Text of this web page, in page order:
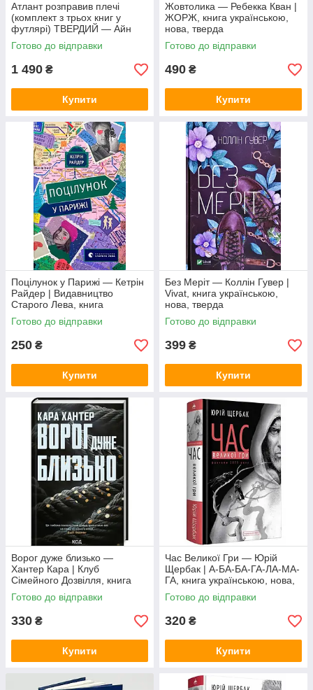
Атлант розправив плечі
(комплект з трьох книг у
футлярі) ТВЕРДИЙ — Айн
Ренд | Наш Формат, книга
українською, нова, тверда
Готово до відправки
1 490 ₴
Купити
Жовтолика — Ребекка Кван |
ЖОРЖ, книга українською,
нова, тверда
Готово до відправки
490 ₴
Купити
Поцілунок у Парижі — Кетрін
Райдер | Видавництво
Старого Лева, книга
українською, нова, тверда
Готово до відправки
250 ₴
Купити
Без Меріт — Коллін Гувер |
Vivat, книга українською,
нова, тверда
Готово до відправки
399 ₴
Купити
Ворог дуже близько —
Хантер Кара | Клуб
Сімейного Дозвілля, книга
українською, нова, тверда
Готово до відправки
330 ₴
Купити
Час Великої Гри — Юрій
Щербак | А-БА-БА-ГА-ЛА-МА-
ГА, книга українською, нова,
тверда
Готово до відправки
320 ₴
Купити